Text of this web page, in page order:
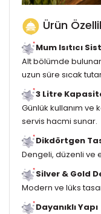
Ürün
Mum Isıtıcı
Alt bölümde
uzun süre sıcak
3 Litre
Günlük kullanım ve
servis hacmi sunar.
Dikdörtgen
Dengeli, düzenli ve
Silver & Gold
Modern ve lüks
Dayanıklı Yapı